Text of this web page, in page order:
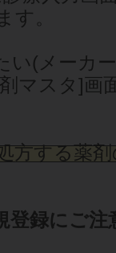
。
い(メーカ
マスタ]画
方する薬
登録にご